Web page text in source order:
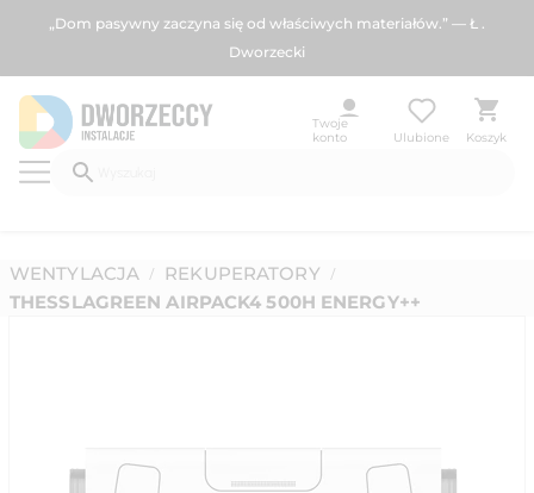
„Dom pasywny zaczyna się od właściwych materiałów.” — Ł .
Dworzecki
Twoje
konto
Ulubione Koszyk
WENTYLACJA / REKUPERATORY /
THESSLAGREEN AIRPACK4 500H ENERGY++